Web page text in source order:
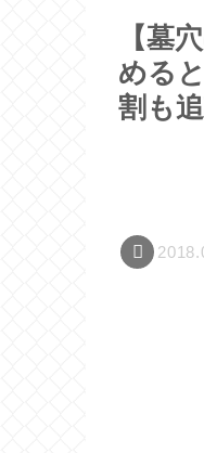
【墓
める
割も追